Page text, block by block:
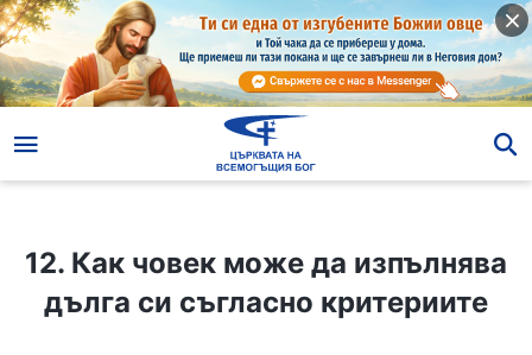
12. Как човек може да изпълнява
дълга си съгласно критериите